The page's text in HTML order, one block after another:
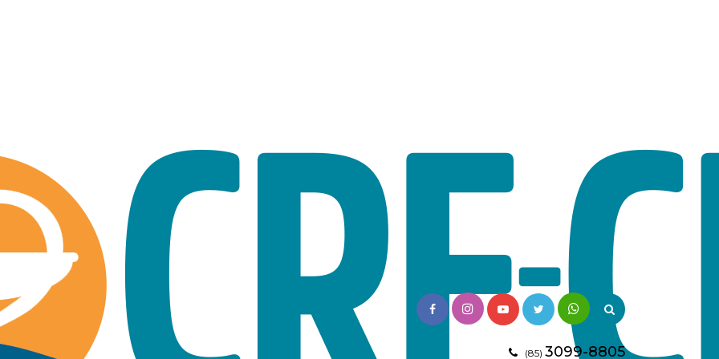
(85) 3099-8805